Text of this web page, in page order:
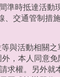
時抵達活動
交通管制措
與活動相關
，本人同意
求權。另外就